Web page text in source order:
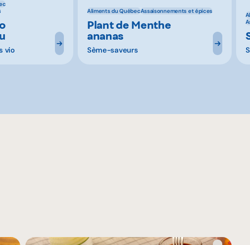
vio
Aliments du QuébecAssaisonnements et épices
Plant de Menthe
ananas
Sème-saveurs